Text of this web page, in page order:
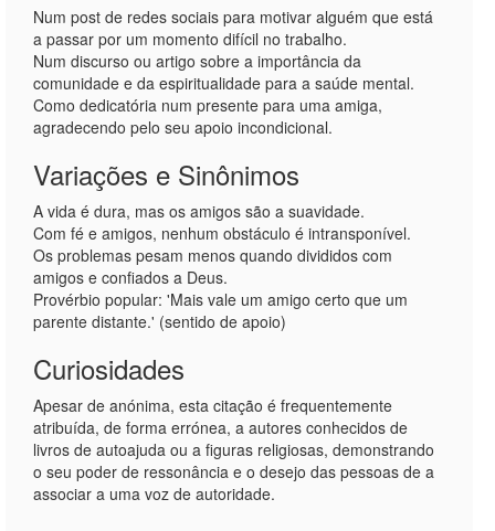
Num post de redes sociais para motivar alguém que está
a passar por um momento difícil no trabalho.
Num discurso ou artigo sobre a importância da
comunidade e da espiritualidade para a saúde mental.
Como dedicatória num presente para uma amiga,
agradecendo pelo seu apoio incondicional.
Variações e Sinônimos
A vida é dura, mas os amigos são a suavidade.
Com fé e amigos, nenhum obstáculo é intransponível.
Os problemas pesam menos quando divididos com
amigos e confiados a Deus.
Provérbio popular: 'Mais vale um amigo certo que um
parente distante.' (sentido de apoio)
Curiosidades
Apesar de anónima, esta citação é frequentemente
atribuída, de forma errónea, a autores conhecidos de
livros de autoajuda ou a figuras religiosas, demonstrando
o seu poder de ressonância e o desejo das pessoas de a
associar a uma voz de autoridade.